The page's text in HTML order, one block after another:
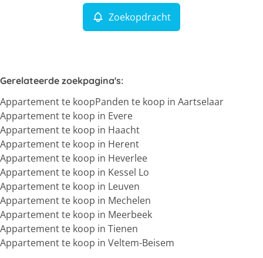
Max. budget
Zoeken
Zoekopdracht
Gerelateerde zoekpagina's:
Appartement te koopPanden te koop in Aartselaar
Appartement te koop in Evere
Appartement te koop in Haacht
Appartement te koop in Herent
Appartement te koop in Heverlee
Appartement te koop in Kessel Lo
Appartement te koop in Leuven
Appartement te koop in Mechelen
Appartement te koop in Meerbeek
Appartement te koop in Tienen
Appartement te koop in Veltem-Beisem